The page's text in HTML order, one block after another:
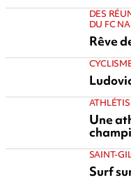
DES
DU FC
Rêve
Une
SAINT-
Surf